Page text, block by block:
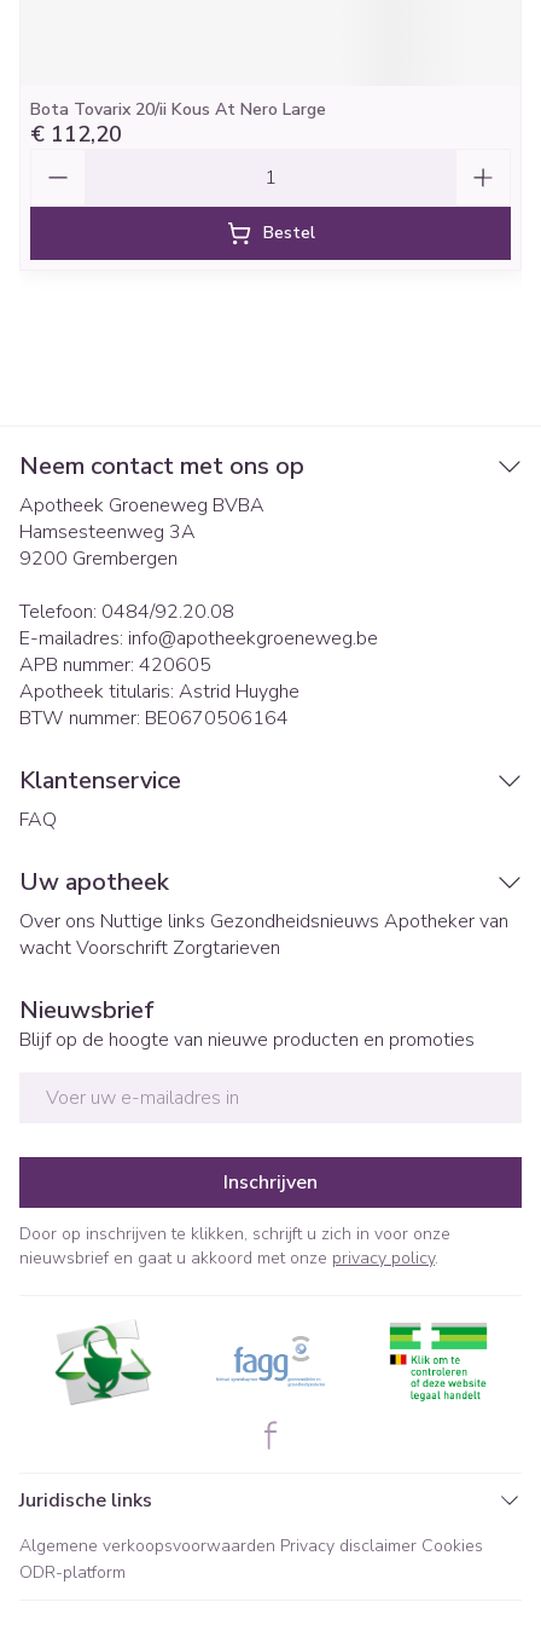
Bota Tovarix 20/ii Kous At Nero Large
€ 112,20
Bestel
Neem contact met ons op
Apotheek Groeneweg BVBA
Hamsesteenweg 3A
9200 Grembergen
Telefoon: 0484/92.20.08
E-mailadres: info@apotheekgroeneweg.be
APB nummer: 420605
Apotheek titularis: Astrid Huyghe
BTW nummer: BE0670506164
Klantenservice
FAQ
Uw apotheek
Over ons Nuttige links Gezondheidsnieuws Apotheker van
wachtVoorschrift Zorgtarieven
Nieuwsbrief
Blijf op de hoogte van nieuwe producten en promoties
Inschrijven
Door op inschrijven te klikken, schrijft u zich in voor onze
nieuwsbrief en gaat u akkoord met onze privacy policy.
Juridische links
Algemene verkoopsvoorwaarden Privacy disclaimer Cookies
ODR-platform